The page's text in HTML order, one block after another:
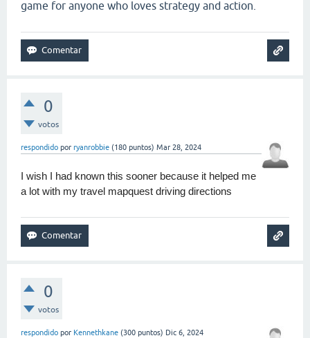
game for anyone who loves strategy and action.
0
votos
respondido por ryanrobbie (180 puntos) Mar 28, 2024
I wish I had known this sooner because it helped me
a lot with my travel mapquest driving directions
0
votos
respondido por Kennethkane (300 puntos) Dic 6, 2024